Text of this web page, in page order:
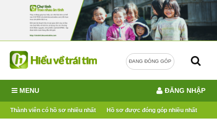
ĐANG ĐÓNG GÓP
MENU
Thành viên có hồ sơ nhiều nhất Hồ sơ được đóng góp nhiều nhất
ĐĂNG NHẬP